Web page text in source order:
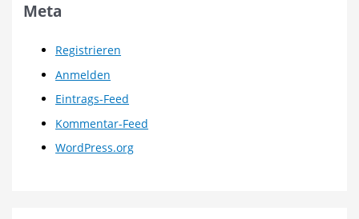
Meta
Registrieren
Anmelden
Eintrags-Feed
Kommentar-Feed
WordPress.org